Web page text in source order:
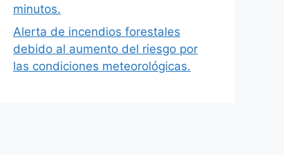
minutos.
Alerta de incendios forestales
debido al aumento del riesgo por
las condiciones meteorológicas.